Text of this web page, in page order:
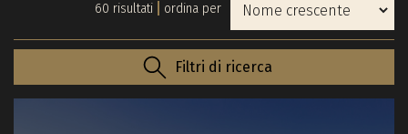
60 risultati ordina per
Filtri di ricerca